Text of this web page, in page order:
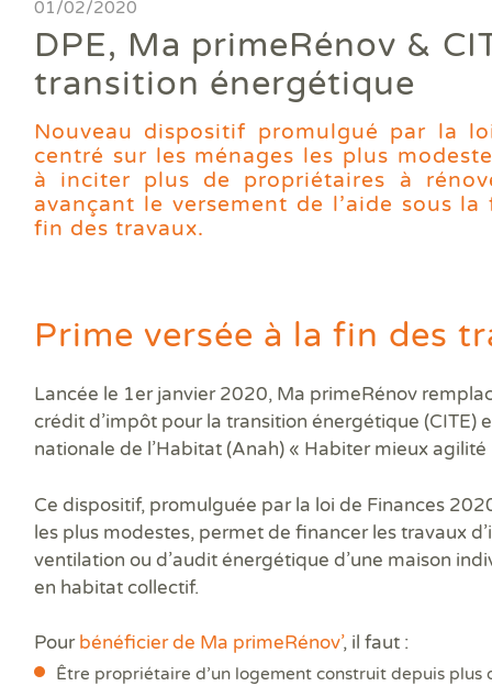
Actualités
Faire un devis
Trouver une agence
Devenir franchisé
Offres d'emploi
01/02/2020
DPE, Ma primeRénov &
transition énergétique
Nouveau dispositif promulgué par la
centré sur les ménages les plus
à inciter plus de propriétaires à
avançant le versement de l’aide sous
fin des travaux.
Prime versée à la fin des
Lancée le 1erjanvier 2020, Ma primeRénov
crédit d’impôt pour la transition énergétique (CITE)
nationale de l’Habitat (Anah) « Habiter mieux agilité
Ce dispositif, promulguée par la loi de Finances
les plus modestes, permet de financer les travaux
ventilation ou d’audit énergétique d’une maison
en habitat collectif.
Pourbénéficier de Ma primeRénov’, il faut :
Être propriétaire d’un logement construit depuis plus